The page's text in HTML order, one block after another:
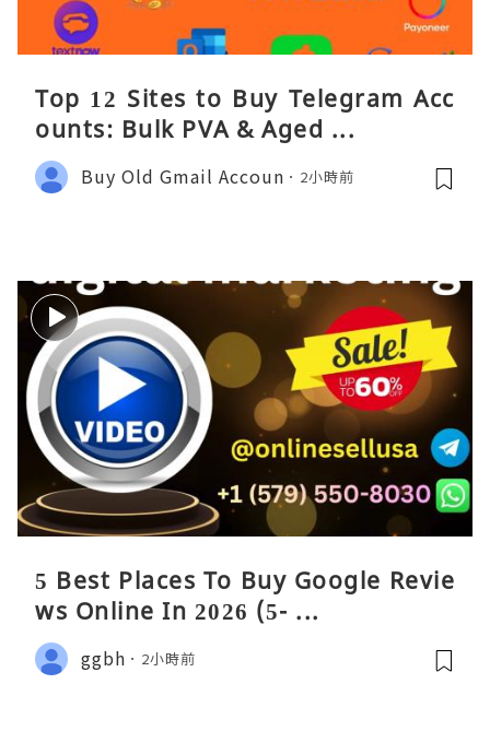
Top 12 Sites to Buy Telegram Acc
ounts: Bulk PVA & Aged ...
Buy Old Gmail Accoun 2小時前
5 Best Places To Buy Google Revie
ws Online In 2026 (5- ...
ggbh 2小時前